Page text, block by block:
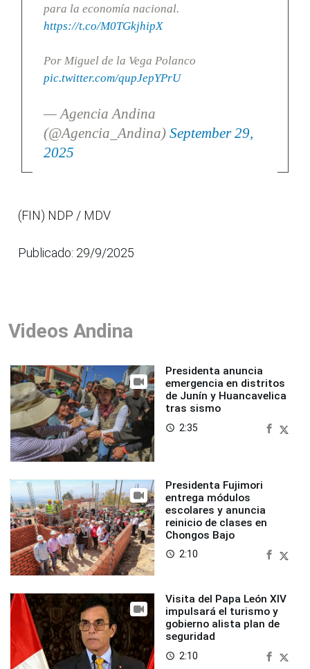
para la economía nacional.
https://t.co/M0TGkjhipX
Por Miguel de la Vega Polanco
pic.twitter.com/qupJepYPrU
— Agencia Andina
(@Agencia_Andina) September 29,
2025
(FIN) NDP / MDV
Publicado: 29/9/2025
Videos Andina
Presidenta anuncia
emergencia en distritos
de Junín y Huancavelica
tras sismo
access_time 2:35
Presidenta Fujimori
entrega módulos
escolares y anuncia
reinicio de clases en
Chongos Bajo
access_time 2:10
Visita del Papa León XIV
impulsará el turismo y
gobierno alista plan de
seguridad
access_time 2:10